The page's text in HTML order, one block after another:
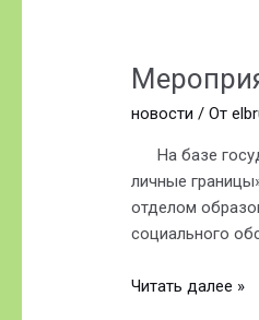
новости / От
На базе
личные
отделом
социального
названием
защиту:
как
сохранить
личные
Читать далее »